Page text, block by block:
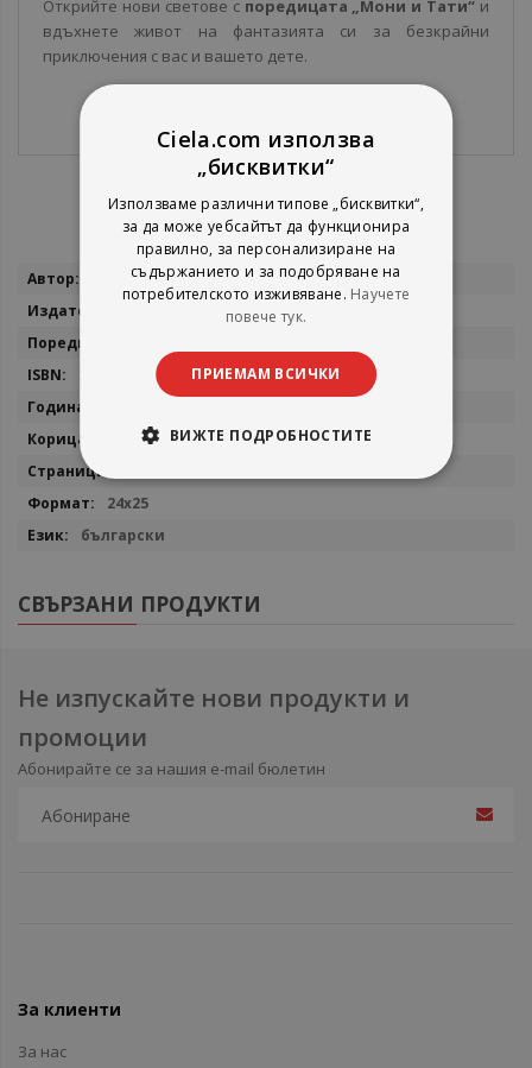
Открийте нови светове с поредицата „Мони и Тати“ и
вдъхнете живот на фантазията си за безкрайни
приключения с вас и вашето дете.
Повече
Мартин Симеонов
3800083842293
мека
24х25
български
СВЪРЗАНИ ПРОДУКТИ
Не изпускайте нови продукти и
промоции
Абонирайте се за нашия e-mail бюлетин
За клиенти
За нас
Ciela.com използва
„бисквитки“
Използваме различни типове „бисквитки“,
за да може уебсайтът да функционира
правилно, за персонализиране на
съдържанието и за подобряване на
потребителското изживяване. Научете
повече тук.
ПРИЕМАМ ВСИЧКИ
ВИЖТЕ ПОДРОБНОСТИТЕ